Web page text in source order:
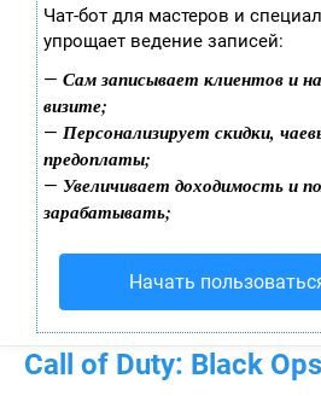
Чат-бот для мастеров и
упрощает ведение записей:
— Сам записывает клиентов и
визите;
— Персонализирует скидки,
предоплаты;
— Увеличивает доходимость и
зарабатывать;
Начать
Call of Duty: Black Ops